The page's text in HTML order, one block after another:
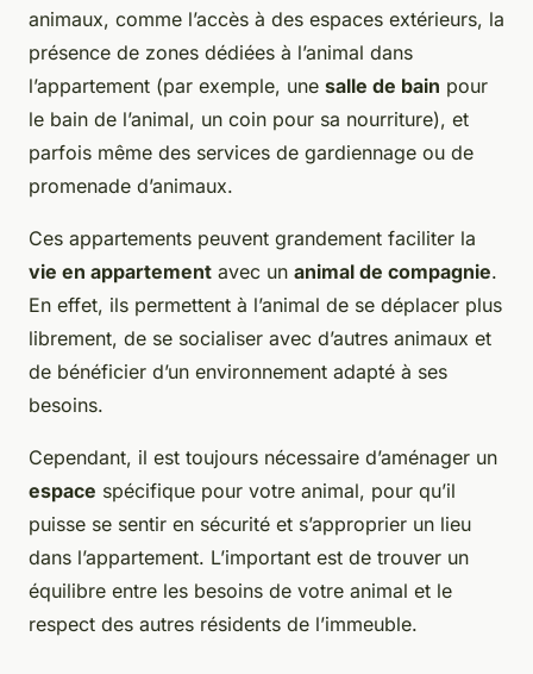
animaux, comme l’accès à des espaces extérieurs, la
présence de zones dédiées à l’animal dans
l’appartement (par exemple, une salle de bain pour
le bain de l’animal, un coin pour sa nourriture), et
parfois même des services de gardiennage ou de
promenade d’animaux.
Ces appartements peuvent grandement faciliter la
vie en appartement avec un animal de compagnie.
En effet, ils permettent à l’animal de se déplacer plus
librement, de se socialiser avec d’autres animaux et
de bénéficier d’un environnement adapté à ses
besoins.
Cependant, il est toujours nécessaire d’aménager un
espace spécifique pour votre animal, pour qu’il
puisse se sentir en sécurité et s’approprier un lieu
dans l’appartement. L’important est de trouver un
équilibre entre les besoins de votre animal et le
respect des autres résidents de l’immeuble.